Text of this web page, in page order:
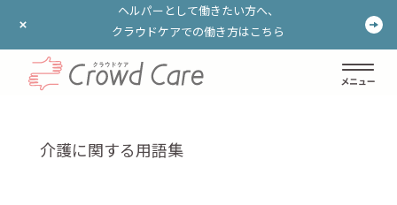
ヘルパーとして働きたい方へ、
クラウドケアでの働き方はこちら
ヘルパーとして働きたい方へ、
クラウドケアでの働き方はこちら
介護に関する用語集